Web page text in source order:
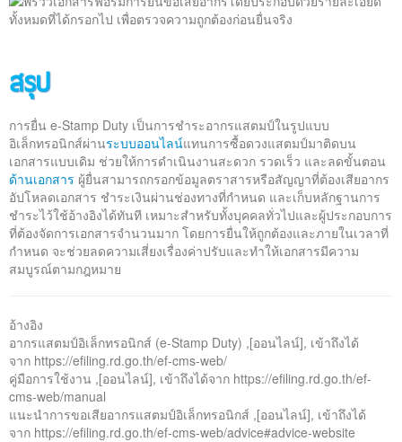
สรุป
การยื่น e-Stamp Duty เป็นการชำระอากรแสตมป์ในรูปแบบ
อิเล็กทรอนิกส์ผ่านระบบออนไลน์แทนการซื้อดวงแสตมป์มาติดบน
เอกสารแบบเดิม ช่วยให้การดำเนินงานสะดวก รวดเร็ว และลดขั้นตอน
ด้านเอกสาร ผู้ยื่นสามารถกรอกข้อมูลตราสารหรือสัญญาที่ต้องเสียอากร
อัปโหลดเอกสาร ชำระเงินผ่านช่องทางที่กำหนด และเก็บหลักฐานการ
ชำระไว้ใช้อ้างอิงได้ทันที เหมาะสำหรับทั้งบุคคลทั่วไปและผู้ประกอบการ
ที่ต้องจัดการเอกสารจำนวนมาก โดยการยื่นให้ถูกต้องและภายในเวลาที่
กำหนด จะช่วยลดความเสี่ยงเรื่องค่าปรับและทำให้เอกสารมีความ
สมบูรณ์ตามกฎหมาย
อ้างอิง
อากรแสตมป์อิเล็กทรอนิกส์ (e-Stamp Duty) ,[ออนไลน์], เข้าถึงได้
จาก https://efiling.rd.go.th/ef-cms-web/
คู่มือการใช้งาน ,[ออนไลน์], เข้าถึงได้จาก https://efiling.rd.go.th/ef-
cms-web/manual
แนะนำการขอเสียอากรแสตมป์อิเล็กทรอนิกส์ ,[ออนไลน์], เข้าถึงได้
จาก https://efiling.rd.go.th/ef-cms-web/advice#advice-website